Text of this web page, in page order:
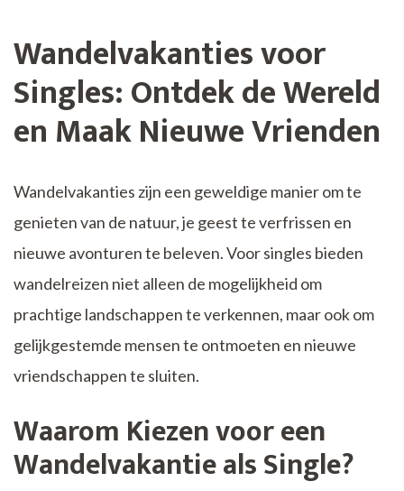
Wandelvakanties voor
Singles: Ontdek de Wereld
en Maak Nieuwe Vrienden
Wandelvakanties zijn een geweldige manier om te
genieten van de natuur, je geest te verfrissen en
nieuwe avonturen te beleven. Voor singles bieden
wandelreizen niet alleen de mogelijkheid om
prachtige landschappen te verkennen, maar ook om
gelijkgestemde mensen te ontmoeten en nieuwe
vriendschappen te sluiten.
Waarom Kiezen voor een
Wandelvakantie als Single?